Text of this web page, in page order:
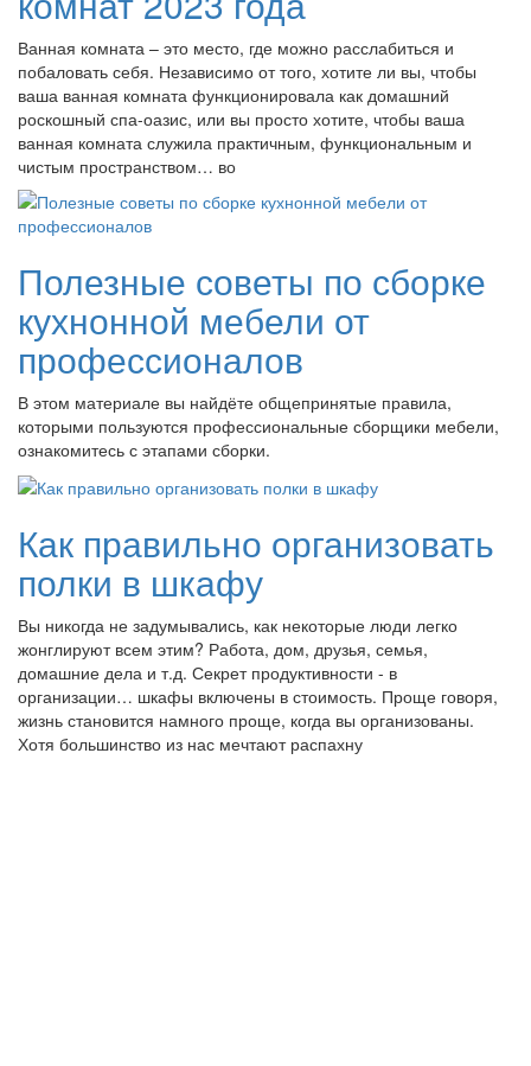
Ванная комната – это место, где можно расслабиться и
побаловать себя. Независимо от того, хотите ли вы, чтобы
ваша ванная комната функционировала как домашний
роскошный спа-оазис, или вы просто хотите, чтобы ваша
ванная комната служила практичным, функциональным и
чистым пространством… во
Полезные советы по сборке
кухнонной мебели от
профессионалов
В этом материале вы найдёте общепринятые правила,
которыми пользуются профессиональные сборщики мебели,
ознакомитесь с этапами сборки.
Как правильно организовать
полки в шкафу
Вы никогда не задумывались, как некоторые люди легко
жонглируют всем этим? Работа, дом, друзья, семья,
домашние дела и т.д. Секрет продуктивности - в
организации… шкафы включены в стоимость. Проще говоря,
жизнь становится намного проще, когда вы организованы.
Хотя большинство из нас мечтают распахну